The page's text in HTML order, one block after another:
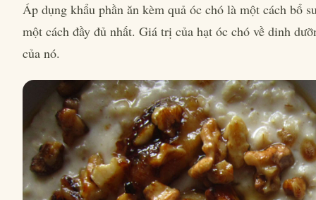
Áp dụng khẩu phần ăn kèm quả óc chó là một cách bổ
một cách đầy đủ nhất. Giá trị của hạt óc chó về dinh
của nó.